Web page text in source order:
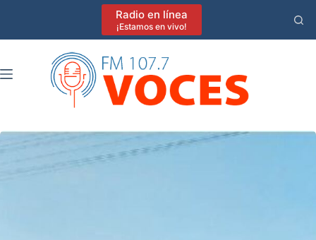
Radio en línea
¡Estamos en vivo!